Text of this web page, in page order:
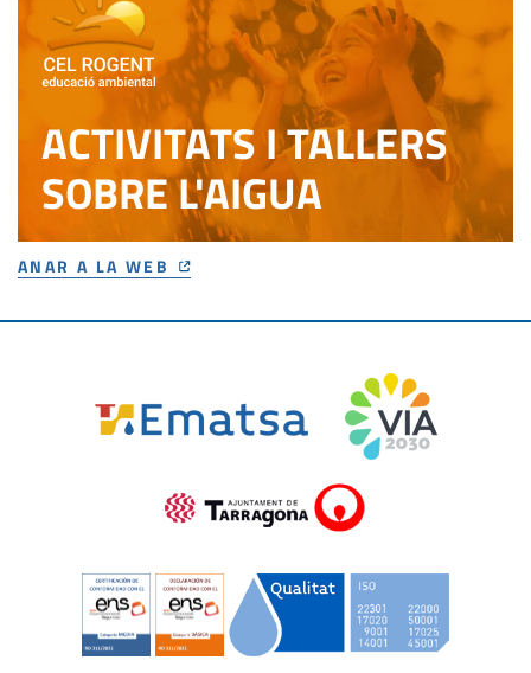
ACTIVITATS I TALLERS
SOBRE L'AIGUA
ANAR A LA WEB